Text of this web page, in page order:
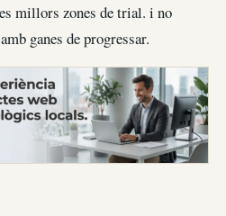
millors zones de trial. i no
ganes de progressar.